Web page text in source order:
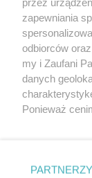
O FIRMIE
REKLAMA
Tcz24
Historia
zapewniania
odbiorców
my i Zaufani
danych
Ponieważ
znajdujący
PARTNERZY